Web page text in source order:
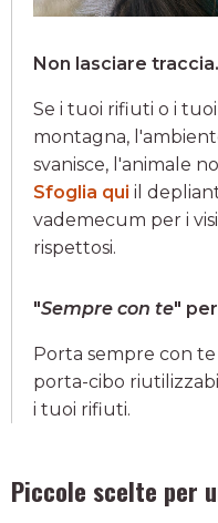
Non lasciare
Se i tuoi rifiuti o i
montagna,
svanisce, l'animale
Sfoglia qui il
vademecum per i
rispettosi.
"Sempre con te"
Porta sempre con
porta-cibo
i tuoi rifiuti.
Piccole scelte per